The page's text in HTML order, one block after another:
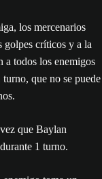
los mercenarios
golpes críticos y a la
todos los enemigos
que no se puede
que Baylan
1 turno.